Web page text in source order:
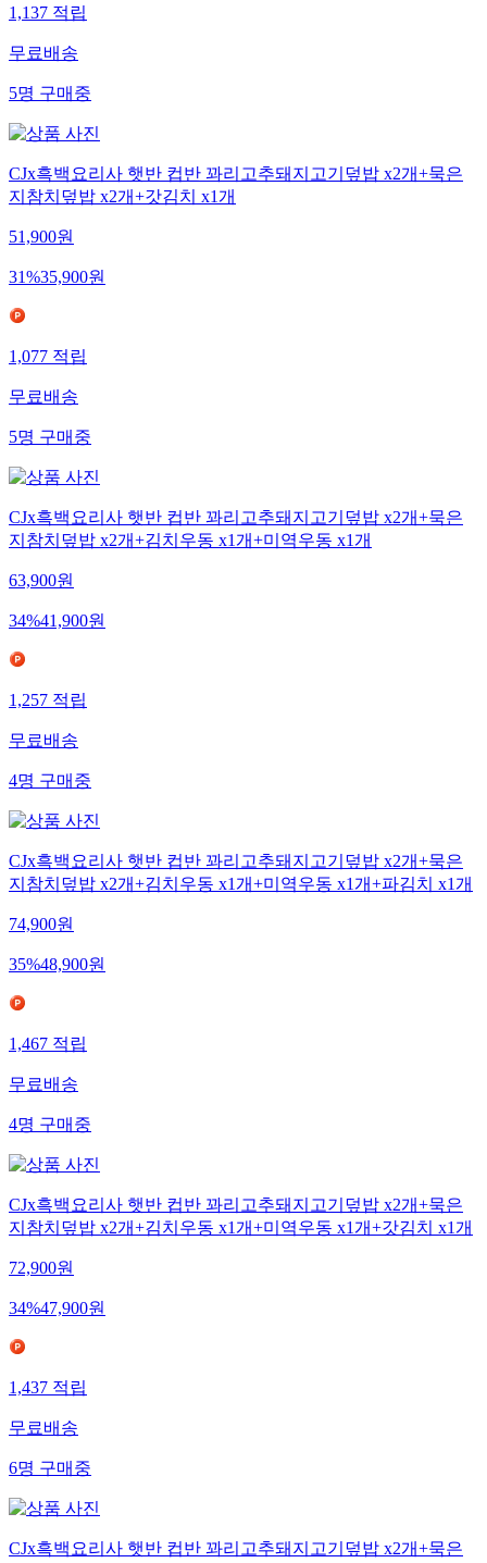
1,137 적립
무료배송
5명 구매중
CJx흑백요리사 햇반 컵반 꽈리고추돼지고기덮밥 x2개+묵은
지참치덮밥 x2개+갓김치 x1개
51,900원
31%35,900원
1,077 적립
무료배송
5명 구매중
CJx흑백요리사 햇반 컵반 꽈리고추돼지고기덮밥 x2개+묵은
지참치덮밥 x2개+김치우동 x1개+미역우동 x1개
63,900원
34%41,900원
1,257 적립
무료배송
4명 구매중
CJx흑백요리사 햇반 컵반 꽈리고추돼지고기덮밥 x2개+묵은
지참치덮밥 x2개+김치우동 x1개+미역우동 x1개+파김치 x1개
74,900원
35%48,900원
1,467 적립
무료배송
4명 구매중
CJx흑백요리사 햇반 컵반 꽈리고추돼지고기덮밥 x2개+묵은
지참치덮밥 x2개+김치우동 x1개+미역우동 x1개+갓김치 x1개
72,900원
34%47,900원
1,437 적립
무료배송
6명 구매중
CJx흑백요리사 햇반 컵반 꽈리고추돼지고기덮밥 x2개+묵은